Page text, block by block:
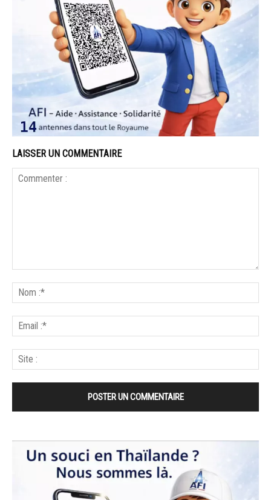
LAISSER UN COMMENTAIRE